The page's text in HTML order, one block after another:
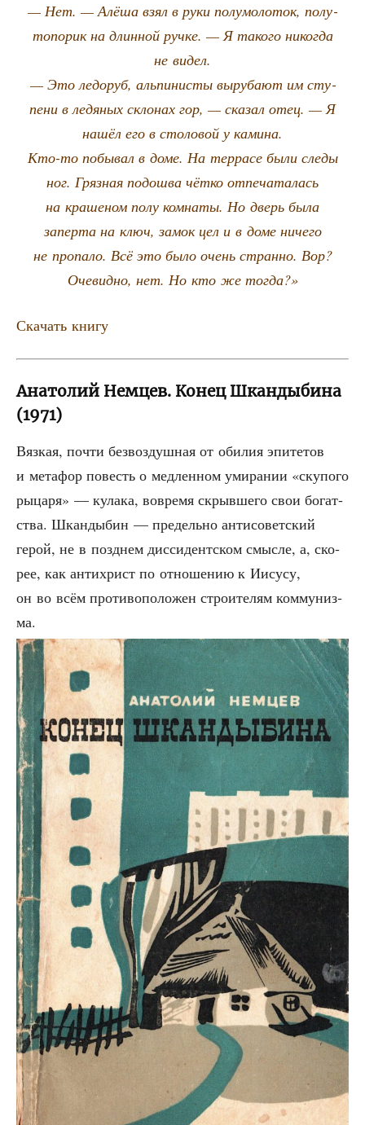
— Нет. — Алё­ша взял в руки полу­мо­ло­ток, полу­
то­по­рик на длин­ной руч­ке. — Я тако­го нико­гда
не видел.
— Это ледоруб, аль­пи­ни­сты выру­ба­ют им сту­
пе­ни в ледя­ных скло­нах гор, — ска­зал отец. — Я
нашёл его в сто­ло­вой у камина.
Кто-то побы­вал в доме. На тер­ра­се были сле­ды
ног. Гряз­ная подош­ва чёт­ко отпе­ча­та­лась
на кра­ше­ном полу ком­на­ты. Но дверь была
запер­та на ключ, замок цел и в доме ниче­го
не про­па­ло. Всё это было очень стран­но. Вор?
Оче­вид­но, нет. Но кто же тогда?»
Ска­чать книгу
Анатолий Немцев. Конец Шкандыбина
(1971)
Вяз­кая, почти без­воз­душ­ная от оби­лия эпи­те­тов
и мета­фор повесть о мед­лен­ном уми­ра­нии «ску­по­го
рыца­ря» — кула­ка, вовре­мя скрыв­ше­го свои богат­
ства. Шкан­ды­бин — пре­дель­но анти­со­вет­ский
герой, не в позд­нем дис­си­дент­ском смыс­ле, а, ско­
рее, как анти­христ по отно­ше­нию к Иису­су,
он во всём про­ти­во­по­ло­жен стро­и­те­лям ком­му­низ­
ма.